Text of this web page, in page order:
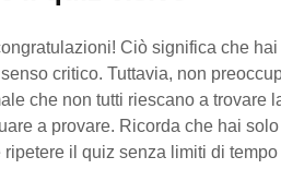
Ciò significa che hai
critico. Tuttavia, non
che non tutti riescano a trovare
a provare. Ricorda che hai
il quiz senza limiti di